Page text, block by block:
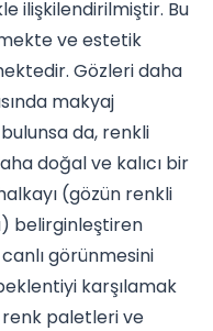
ilişkilendirilmiştir. Bu
ve estetik
Gözleri daha
makyaj
da, renkli
doğal ve kalıcı bir
(gözün renkli
belirginleştiren
görünmesini
karşılamak
paletleri ve